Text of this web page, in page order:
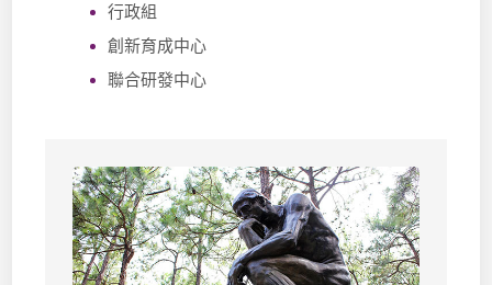
行政組
創新育成中心
聯合研發中心